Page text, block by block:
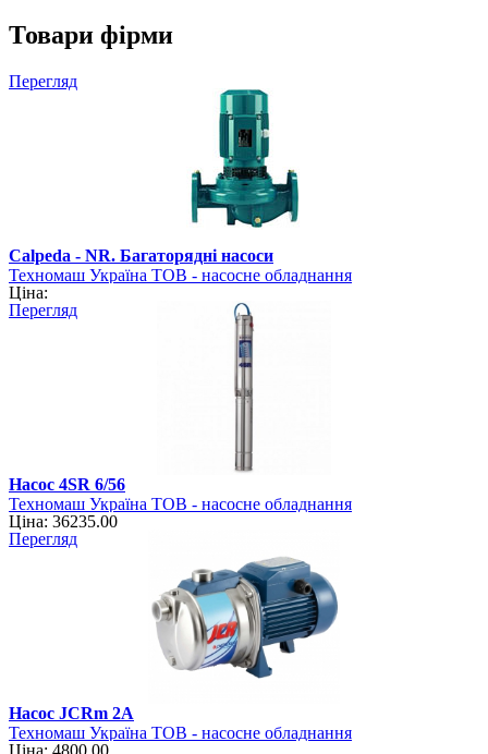
Товари фірми
Перегляд
Calpeda - NR. Багаторядні насоси
Техномаш Україна ТОВ - насосне обладнання
Ціна:
Перегляд
Насос 4SR 6/56
Техномаш Україна ТОВ - насосне обладнання
Ціна: 36235.00
Перегляд
Насос JCRm 2А
Техномаш Україна ТОВ - насосне обладнання